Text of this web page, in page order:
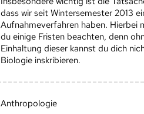
dass wir seit Wintersemester 2013
Aufnahmeverfahren haben. Hierbei
du einige Fristen beachten, denn
Einhaltung dieser kannst du dich
Biologie inskribieren.
Anthropologie